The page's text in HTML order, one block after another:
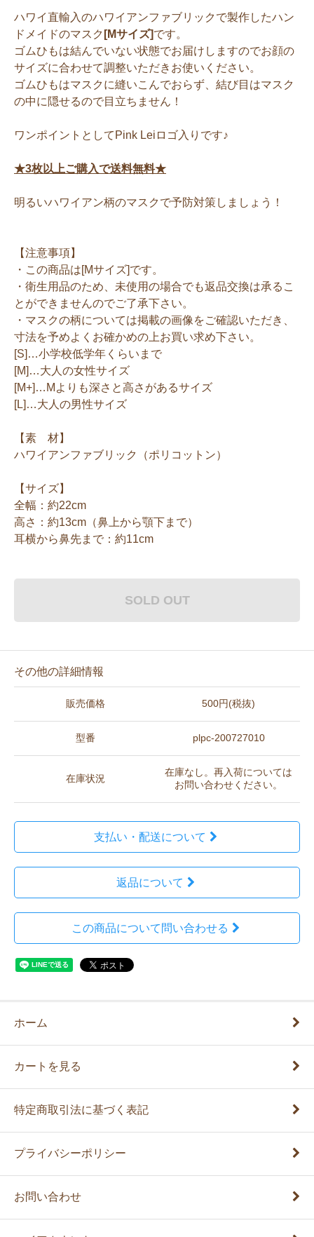
ハワイ直輸入のハワイアンファブリックで製作したハン
ドメイドのマスク [Mサイズ]です。
ゴムひもは結んでいない状態でお届けしますのでお顔の
サイズに合わせて調整いただきお使いください。
ゴムひもはマスクに縫いこんでおらず、結び目はマスク
の中に隠せるので目立ちません！
ワンポイントとしてPink Leiロゴ入りです♪
★3枚以上ご購入で送料無料★
明るいハワイアン柄のマスクで予防対策しましょう！
【注意事項】
・この商品は[Mサイズ]です。
・衛生用品のため、未使用の場合でも返品交換は承るこ
とができませんのでご了承下さい。
・マスクの柄については掲載の画像をご確認いただき、
寸法を予めよくお確かめの上お買い求め下さい。
[S]…小学校低学年くらいまで
[M]…大人の女性サイズ
[M+]…Mよりも深さと高さがあるサイズ
[L]…大人の男性サイズ
【素 材】
ハワイアンファブリック（ポリコットン）
【サイズ】
全幅：約22cm
高さ：約13cm（鼻上から顎下まで）
耳横から鼻先まで：約11cm
SOLD OUT
その他の詳細情報
販売価格 500円(税抜)
型番 plpc-200727010
在庫状況
在庫なし。再入荷については
お問い合わせください。
支払い・配送について
返品について
この商品について問い合わせる
ホーム
カートを見る
特定商取引法に基づく表記
プライバシーポリシー
お問い合わせ